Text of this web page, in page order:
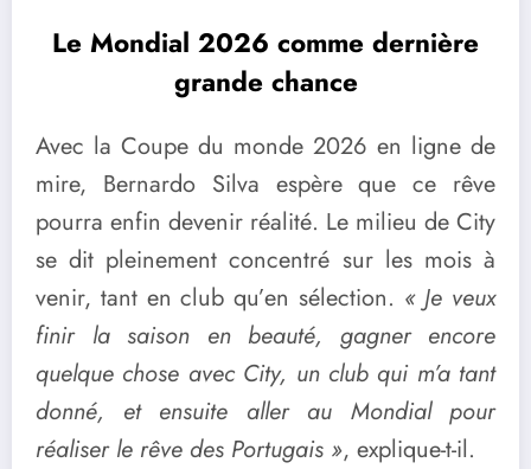
Le Mondial 2026 comme dernière
grande chance
Avec la Coupe du monde 2026 en ligne de
mire, Bernardo Silva espère que ce rêve
pourra enfin devenir réalité. Le milieu de City
se dit pleinement concentré sur les mois à
venir, tant en club qu’en sélection. « Je veux
finir la saison en beauté, gagner encore
quelque chose avec City, un club qui m’a tant
donné, et ensuite aller au Mondial pour
réaliser le rêve des Portugais », explique-t-il.